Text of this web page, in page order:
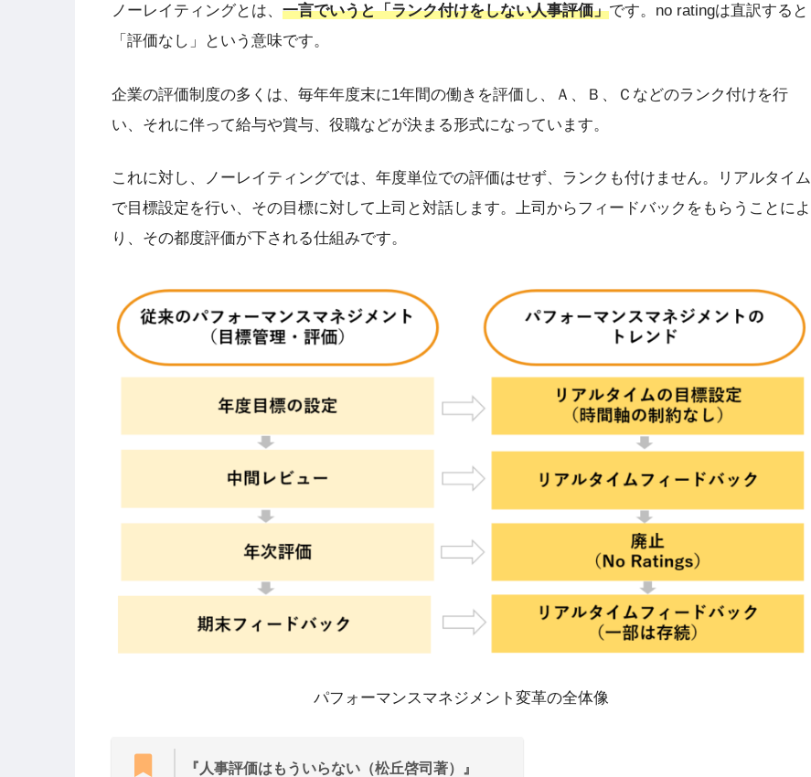
ノーレイティングとは、 一言でいうと「ランク付けをしない人事評価」です。no ratingは直訳すると
「評価なし」という意味です。
企業の評価制度の多くは、毎年年度末に1年間の働きを評価し、Ａ、Ｂ、Ｃなどのランク付けを行
い、それに伴って給与や賞与、役職などが決まる形式になっています。
これに対し、ノーレイティングでは、年度単位での評価はせず、ランクも付けません。リアルタイム
で目標設定を行い、その目標に対して上司と対話します。上司からフィードバックをもらうことによ
り、その都度評価が下される仕組みです。
パフォーマンスマネジメント変革の全体像
『人事評価はもういらない（松丘啓司著）』